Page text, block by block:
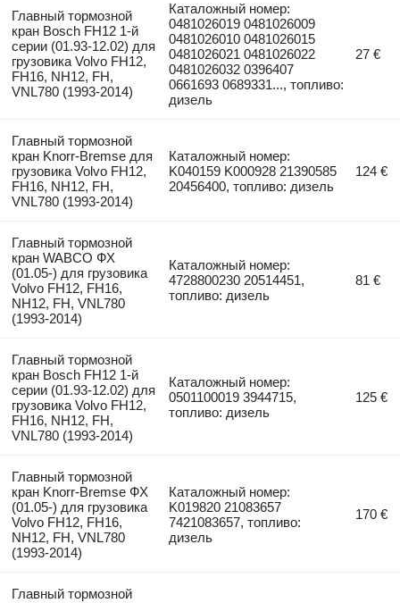
Главный тормозной
кран Bosch FH12 1-й
серии (01.93-12.02) для
грузовика Volvo FH12,
FH16, NH12, FH,
VNL780 (1993-2014)
Каталожный номер:
0481026019 0481026009
0481026010 0481026015
0481026021 0481026022
0481026032 0396407
0661693 0689331..., топливо:
дизель
27 €
Главный тормозной
кран Knorr-Bremse для
грузовика Volvo FH12,
FH16, NH12, FH,
VNL780 (1993-2014)
Каталожный номер:
K040159 K000928 21390585
20456400, топливо: дизель
124 €
Главный тормозной
кран WABCO ФХ
(01.05-) для грузовика
Volvo FH12, FH16,
NH12, FH, VNL780
(1993-2014)
Каталожный номер:
4728800230 20514451,
топливо: дизель
81 €
Главный тормозной
кран Bosch FH12 1-й
серии (01.93-12.02) для
грузовика Volvo FH12,
FH16, NH12, FH,
VNL780 (1993-2014)
Каталожный номер:
0501100019 3944715,
топливо: дизель
125 €
Главный тормозной
кран Knorr-Bremse ФХ
(01.05-) для грузовика
Volvo FH12, FH16,
NH12, FH, VNL780
(1993-2014)
Каталожный номер:
K019820 21083657
7421083657, топливо:
дизель
170 €
Главный тормозной